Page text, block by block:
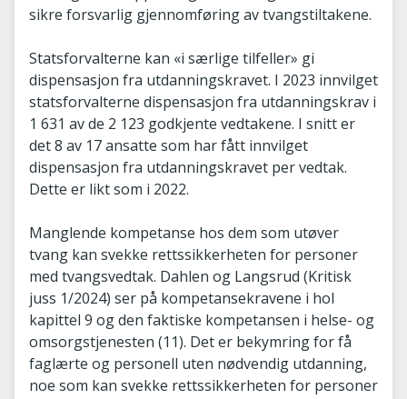
sikre forsvarlig gjennomføring av tvangstiltakene.
Statsforvalterne kan «i særlige tilfeller» gi
dispensasjon fra utdanningskravet. I 2023 innvilget
statsforvalterne dispensasjon fra utdanningskrav i
1 631 av de 2 123 godkjente vedtakene. I snitt er
det 8 av 17 ansatte som har fått innvilget
dispensasjon fra utdanningskravet per vedtak.
Dette er likt som i 2022.
Manglende kompetanse hos dem som utøver
tvang kan svekke rettssikkerheten for personer
med tvangsvedtak. Dahlen og Langsrud (Kritisk
juss 1/2024) ser på kompetansekravene i hol
kapittel 9 og den faktiske kompetansen i helse- og
omsorgstjenesten (11). Det er bekymring for få
faglærte og personell uten nødvendig utdanning,
noe som kan svekke rettssikkerheten for personer